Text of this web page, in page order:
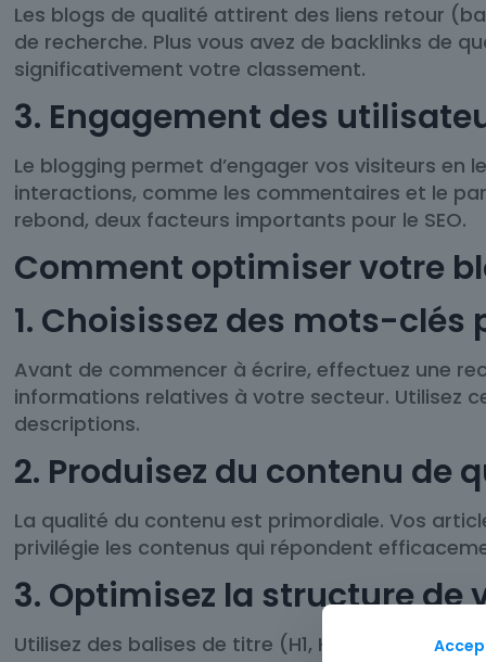
Les blogs de qualité attirent des liens retour
de recherche. Plus vous avez de backlinks de
significativement votre classement.
3. Engagement des
Le blogging permet d’engager vos visiteurs
interactions, comme les commentaires et le
rebond, deux facteurs importants pour le SEO.
Comment optimiser votre
1. Choisissez des mots-clés
Avant de commencer à écrire, effectuez une
informations relatives à votre secteur. Utilisez
descriptions.
2. Produisez du contenu de
La qualité du contenu est primordiale. Vos
privilégie les contenus qui répondent
3. Optimisez la structure de
Utilisez des balises de titre (H1, H2, H3) pour